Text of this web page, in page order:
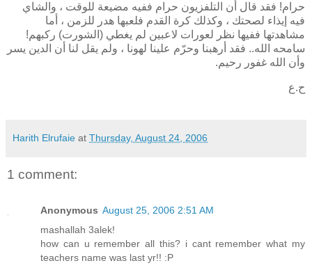
حرام! فقد قال أن التلفزيون حرام ففيه مضيعة للوقت ، والشاي
فيه إيذاء لصحتك ، وكذلك كرة القدم فلعبها هدر للزمن ، أما
مشاهدتها ففيها نظر لعورات لاعبين لم يغطي (الشورت) ركبهم!
سامحه الله.. فقد أرهبنا وحرّم علينا لهونا ، ولم يقل لنا أن الدين يسر
وأن الله غفور رحيم.
ح.ع
Harith Elrufaie at Thursday, August 24, 2006
1 comment:
Anonymous August 25, 2006 2:51 AM
mashallah 3alek!
how can u remember all this? i cant remember what my
teachers name was last yr!! :P